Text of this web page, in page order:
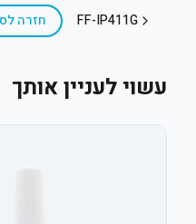
FF-IP411G חזרה ל
עשוי לעניין אותך